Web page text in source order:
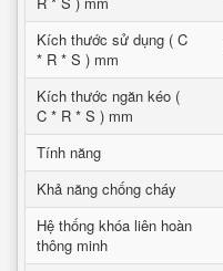
Kích thước sử dụng ( C
* R * S ) mm
Kích thước ngăn kéo (
C * R * S ) mm
Tính năng
Khả năng chống cháy
Hệ thống khóa liên hoàn
thông minh